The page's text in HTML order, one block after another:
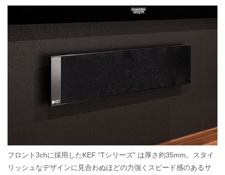
フロント3chに採用したKEF “Tシリーズ” は厚さ約35mm。スタイ
リッシュなデザインに見合わぬほどの力強くスピード感のあるサ